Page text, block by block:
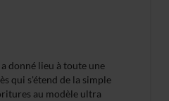
donné lieu à toute une
qui s'étend de la simple
au modèle ultra